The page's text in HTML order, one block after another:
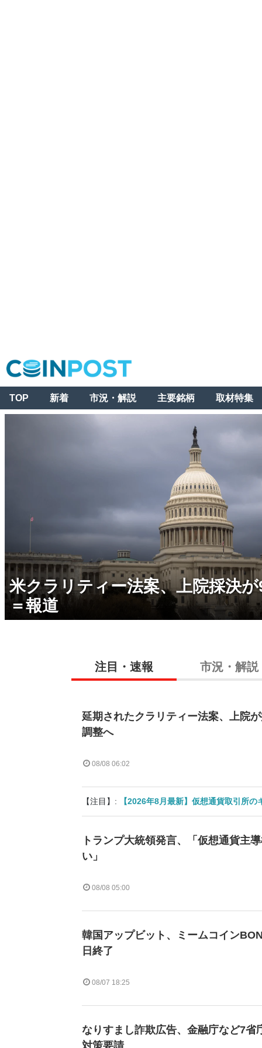
TOP 新着 市況・解説 主要銘柄 取材特集
米クラリティー法案、上院採決
＝報道
注目・速報 市況・解説
延期されたクラリティー法案、上院
調整へ
08/08 06:02
【注目】: 【2026年8月最新】仮想通貨取引所
トランプ大統領発言、「仮想通貨主
い」
08/08 05:00
韓国アップビット、ミームコイン
日終了
08/07 18:25
なりすまし詐欺広告、金融庁など7省